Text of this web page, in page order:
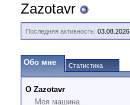
Zazotavr
Последняя активность: 03.08.2026
Обо мне Статистика
О Zazotavr
Моя машина